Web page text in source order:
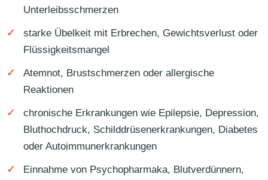
Unterleibsschmerzen
starke Übelkeit mit Erbrechen, Gewichtsverlust oder
Flüssigkeitsmangel
Atemnot, Brustschmerzen oder allergische
Reaktionen
chronische Erkrankungen wie Epilepsie, Depression,
Bluthochdruck, Schilddrüsenerkrankungen, Diabetes
oder Autoimmunerkrankungen
Einnahme von Psychopharmaka, Blutverdünnern,